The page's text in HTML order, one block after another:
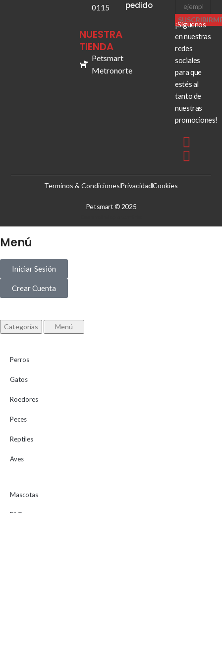
0115
NUESTRA
TIENDA
Petsmart
Metronorte
pedido
¡Síguenos
en nuestras
redes
sociales
para que
estés al
tanto de
nuestras
promociones!
Terminos & CondicionesPrivacidadCookies
Petsmart © 2025
Menú
Iniciar Sesión
Crear Cuenta
Categorías Menú
Perros
Gatos
Roedores
Peces
Reptiles
Aves
Mascotas
FAQ